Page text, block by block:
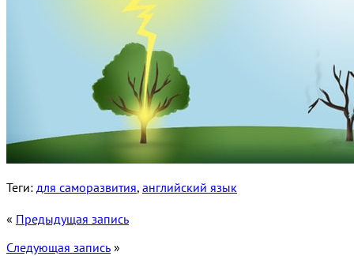
Теги: для саморазвития, английский язык
« Предыдущая запись
Следующая запись »